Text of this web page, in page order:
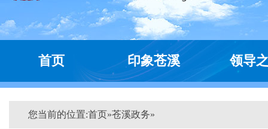
首页 印象苍溪 领导
您当前的位置:首页»苍溪政务»